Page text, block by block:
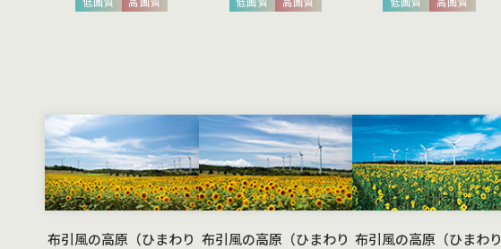
布引風の高原（ひまわり 布引風の高原（ひまわり 布引風の高原（ひまわり